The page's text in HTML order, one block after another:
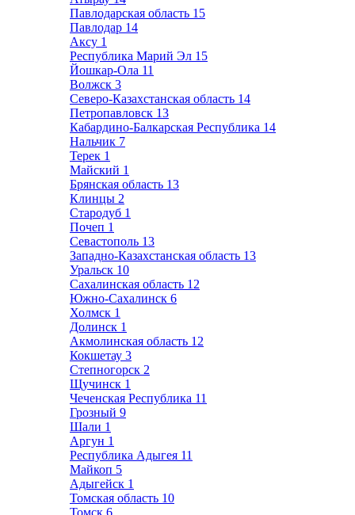
Павлодарская область 15
Павлодар 14
Аксу 1
Республика Марий Эл 15
Йошкар-Ола 11
Волжск 3
Северо-Казахстанская область 14
Петропавловск 13
Кабардино-Балкарская Республика 14
Нальчик 7
Терек 1
Майский 1
Брянская область 13
Клинцы 2
Стародуб 1
Почеп 1
Севастополь 13
Западно-Казахстанская область 13
Уральск 10
Сахалинская область 12
Южно-Сахалинск 6
Холмск 1
Долинск 1
Акмолинская область 12
Кокшетау 3
Степногорск 2
Щучинск 1
Чеченская Республика 11
Грозный 9
Шали 1
Аргун 1
Республика Адыгея 11
Майкоп 5
Адыгейск 1
Томская область 10
Томск 6